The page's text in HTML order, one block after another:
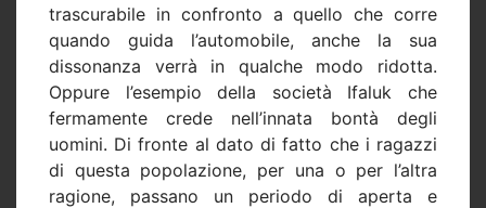
trascurabile in confronto a quello che corre
quando guida l’automobile, anche la sua
dissonanza verrà in qualche modo ridotta.
Oppure l’esempio della società Ifaluk che
fermamente crede nell’innata bontà degli
uomini. Di fronte al dato di fatto che i ragazzi
di questa popolazione, per una o per l’altra
ragione, passano un periodo di aperta e